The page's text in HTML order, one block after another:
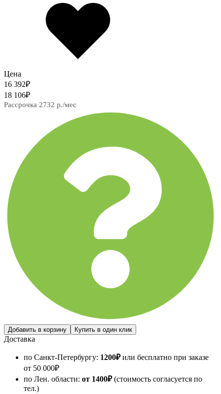
Цена
16 392₽
18 106₽
Рассрочка 2732 р./мес
Доставка
по Санкт-Петербургу: 1200₽или бесплатно при заказе
от 50 000₽
по Лен. области: от 1400₽(стоимость согласуется по
тел.)